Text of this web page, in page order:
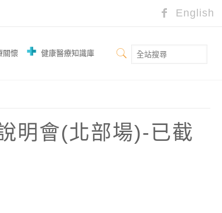
English
關懷 健康醫療知識庫
明會(北部場)-已截